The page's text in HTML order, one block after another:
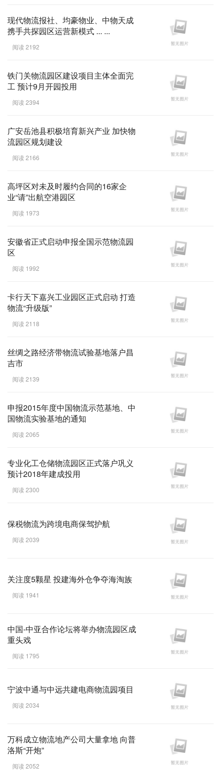
现代物流报社、均豪物业、中物天成
携手共探园区运营新模式 ... ...
阅读 2192
铁门关物流园区建设项目主体全面完
工 预计9月开园投用
阅读 2394
广安岳池县积极培育新兴产业 加快物
流园区规划建设
阅读 2166
高坪区对未及时履约合同的16家企
业“请”出航空港园区
阅读 1973
安徽省正式启动申报全国示范物流园
区
阅读 1992
卡行天下嘉兴工业园区正式启动 打造
物流“升级版”
阅读 2118
丝绸之路经济带物流试验基地落户昌
吉市
阅读 2139
申报2015年度中国物流示范基地、中
国物流实验基地的通知
阅读 2065
专业化工仓储物流园区正式落户巩义
预计2018年建成投用
阅读 2300
保税物流为跨境电商保驾护航
阅读 2039
关注度5颗星 投建海外仓争夺海淘族
阅读 1941
中国-中亚合作论坛将举办物流园区成
重头戏
阅读 1795
宁波中通与中远共建电商物流园项目
阅读 2034
万科成立物流地产公司大量拿地 向普
洛斯“开炮”
阅读 2052